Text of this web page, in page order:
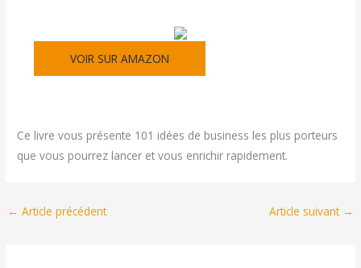
VOIR SUR AMAZON
Ce livre vous présente 101 idées de business les plus porteurs
que vous pourrez lancer et vous enrichir rapidement.
← Article précédent Article suivant →